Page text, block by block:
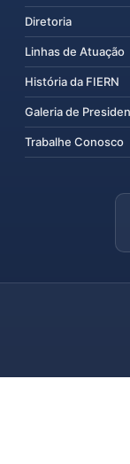
Diretoria
Linhas de Atuação
História da FIERN
Galeria de
Trabalhe Conosco